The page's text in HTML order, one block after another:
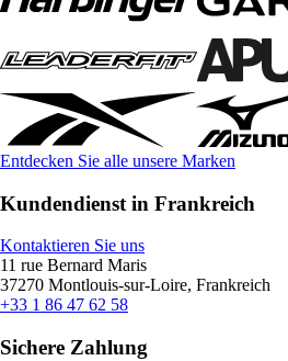
Entdecken Sie alle unsere Marken
Kundendienst in Frankreich
Kontaktieren Sie uns
11 rue Bernard Maris
37270 Montlouis-sur-Loire, Frankreich
+33 1 86 47 62 58
Sichere Zahlung